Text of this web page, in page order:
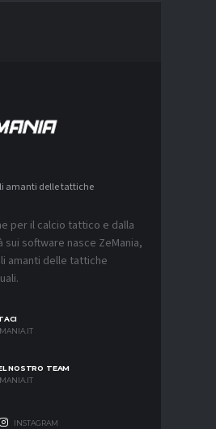
amanti delle tattiche
per il calcio tattico e dalla
software nasce ZeMania,
amanti delle tattiche
NOSTRO TEAM
INSTAGRAM